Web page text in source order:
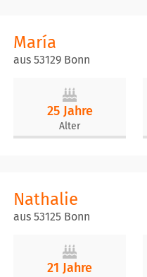
María
aus 53129 Bonn
25 Jahre
Alter
Nathalie
aus 53125 Bonn
21 Jahre